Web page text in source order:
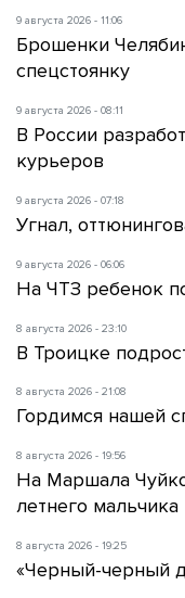
9 августа 2026 - 11:06
Брошенки
спецстоянку
9 августа 2026 - 08:11
В России
курьеров
9 августа 2026 - 07:18
Угнал,
9 августа 2026 - 06:06
На ЧТЗ ребенок
8 августа 2026 - 23:10
В Троицке
8 августа 2026 - 21:08
Гордимся нашей
8 августа 2026 - 19:56
На Маршала
летнего мальчика
8 августа 2026 - 19:25
«Черный-черный